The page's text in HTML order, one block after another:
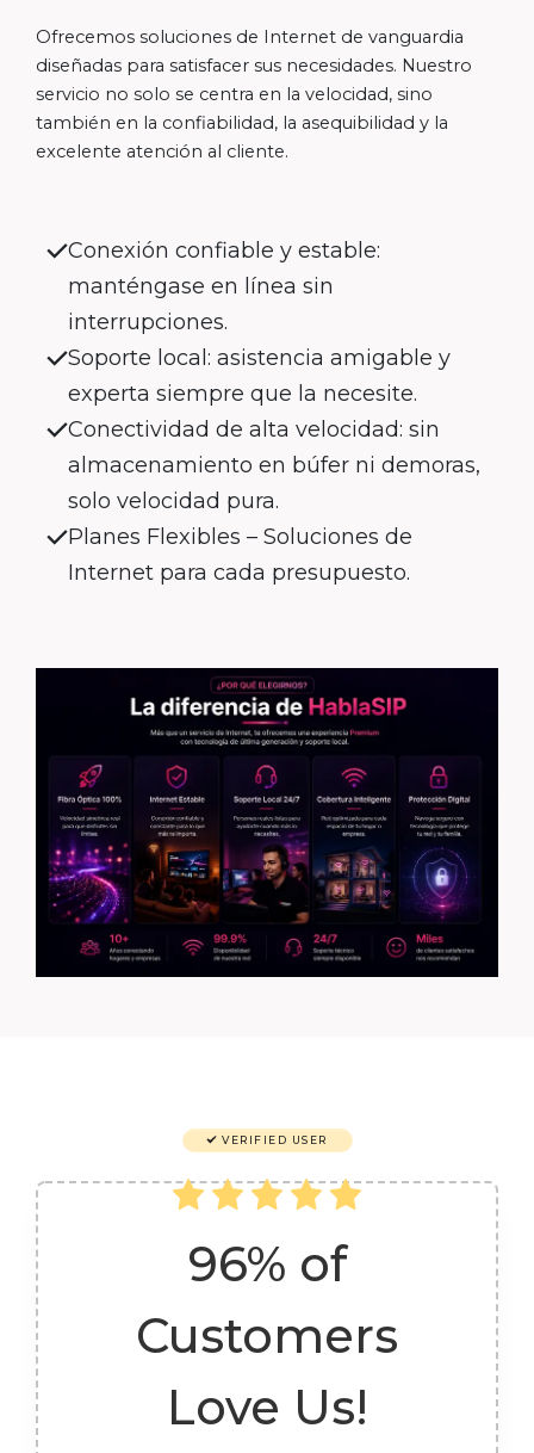
Ofrecemos soluciones de Internet de vanguardia
diseñadas para satisfacer sus necesidades. Nuestro
servicio no solo se centra en la velocidad, sino
también en la confiabilidad, la asequibilidad y la
excelente atención al cliente.
Conexión confiable y estable:
manténgase en línea sin
interrupciones.
Soporte local: asistencia amigable y
experta siempre que la necesite.
Conectividad de alta velocidad: sin
almacenamiento en búfer ni demoras,
solo velocidad pura.
Planes Flexibles – Soluciones de
Internet para cada presupuesto.
VERIFIED USER
96% of
Customers
Love Us!